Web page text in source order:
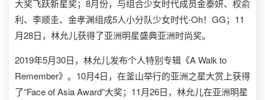
大奖飞跃新星奖；8月份，与组合少女时代成员金泰妍、权俞
利、李顺圭、金孝渊组成5人小分队少女时代-Oh！GG；11
月28日，林允儿获得了亚洲明星盛典亚洲时尚奖。
2019年5月30日，林允儿发布个人特别专辑《A Walk to
Remember》。10月4日，在釜山举行的亚洲之星大赏上获得
了“Face of Asia Award”大奖；11月26日，林允儿在亚洲明星